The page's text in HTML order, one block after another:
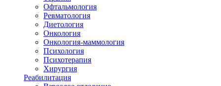
Офтальмология
Ревматология
Диетология
Онкология
Онкология-маммология
Психология
Психотерапия
Хирургия
Реабилитация